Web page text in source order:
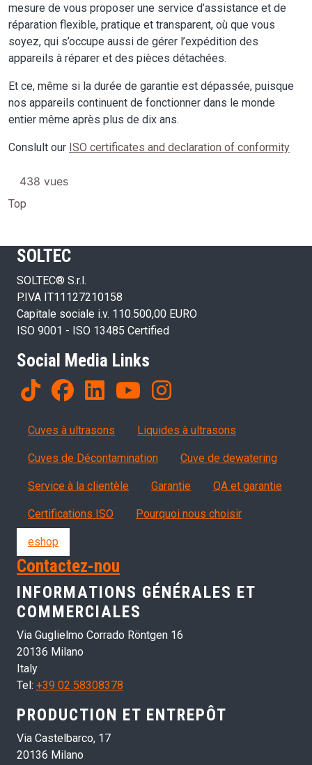
mesure de vous proposer une service d’assistance et de
réparation flexible, pratique et transparent, où que vous
soyez, qui s’occupe aussi de gérer l’expédition des
appareils à réparer et des pièces détachées.
Et ce, même si la durée de garantie est dépassée, puisque
nos appareils continuent de fonctionner dans le monde
entier même après plus de dix ans.
Conslult our ISO certificates and declaration of conformity
438 vues
Top
SOLTEC
SOLTEC® S.r.l.
P.IVA IT11127210158
Capitale sociale i.v. 110.500,00 EURO
ISO 9001 - ISO 13485 Certified
Social Media Links
Products
Cuves à ultrasons Liquides à ultrasons
Cuves de Décontamination Cuve de dewatering
Servizi, garanzia, QA
Service à la clientèle Garantie QA et garantie
Certifications ISO Pourquoi nous choisir
eshop
Contactez-nou
INFORMATIONS GÉNÉRALES ET
COMMERCIALES
Via Guglielmo Corrado Röntgen 16
20136 Milano
Italy
Tel: +39 02 58308378
PRODUCTION ET ENTREPÔT
Via Castelbarco, 17
20136 Milano